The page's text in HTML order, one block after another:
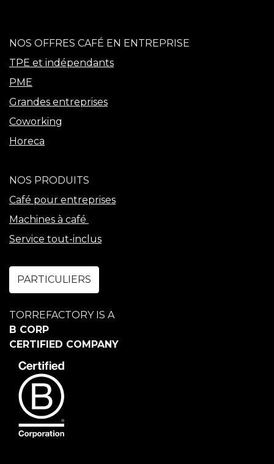
NOS OFFRES CAFÉ EN ENTREPRISE
TPE et indépendants
PME
Grandes entreprises
Coworking
Horeca
NOS PRODUITS
Café pour entreprises
Machines à café
Service tout-inclus
PARTICULIERS
TORREFACTORY IS A
B CORP
CERTIFIED COMPANY